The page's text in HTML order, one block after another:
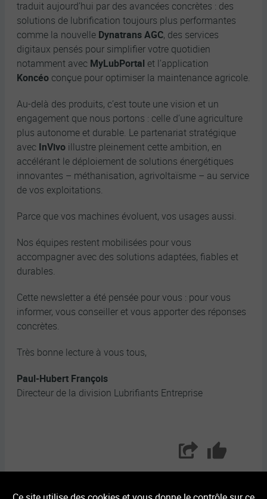
traduit aujourd’hui par des avancées concrètes : des
solutions de lubrification toujours plus performantes
comme la nouvelle DynatransAGC, des services
digitaux pensés pour simplifier votre quotidien
notamment avec MyLubPortal et l’application
Koncéo conçue pour optimiser la maintenance agricole.
Au-delà des produits, c’est toute une vision et un
engagement que nous portons : celle d’une agriculture
plus autonome et durable. Le partenariat stratégique
avec InVivo illustre pleinement cette ambition, en
accélérant le déploiement de solutions énergétiques
innovantes – méthanisation, agrivoltaïsme – au service
de vos exploitations.
Parce que vos machines évoluent, vos usages aussi.
Nos équipes restent mobilisées pour vous
accompagner avec des solutions adaptées, fiables et
durables.
Cette newsletter a été pensée pour vous : pour vous
informer, vous conseiller et vous apporter des réponses
concrètes.
Très bonne lecture à vous tous,
Paul-Hubert François
Directeur de la division Lubrifiants Entreprise
PartagerAimer